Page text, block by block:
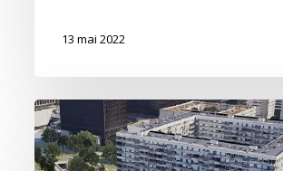
13 mai 2022
Le
retour
de